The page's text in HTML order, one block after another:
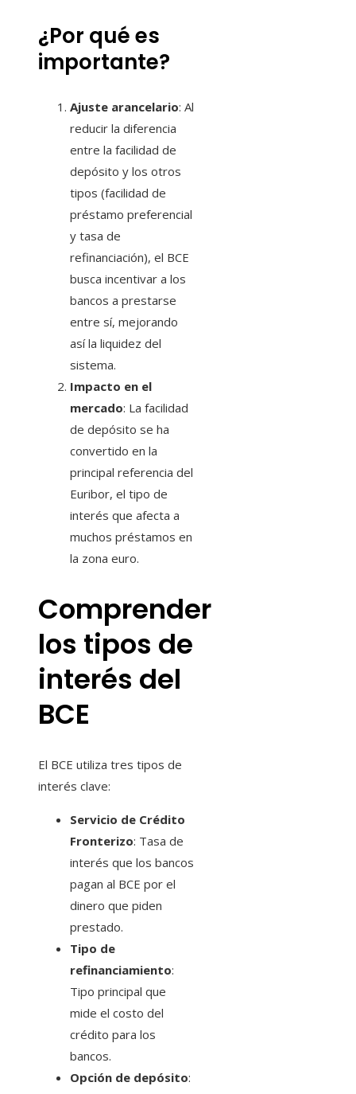
¿Por qué es
importante?
Ajuste arancelario: Al
reducir la diferencia
entre la facilidad de
depósito y los otros
tipos (facilidad de
préstamo preferencial
y tasa de
refinanciación), el BCE
busca incentivar a los
bancos a prestarse
entre sí, mejorando
así la liquidez del
sistema.
Impacto en el
mercado: La facilidad
de depósito se ha
convertido en la
principal referencia del
Euribor, el tipo de
interés que afecta a
muchos préstamos en
la zona euro.
Comprender
los tipos de
interés del
BCE
El BCE utiliza tres tipos de
interés clave:
Servicio de Crédito
Fronterizo: Tasa de
interés que los bancos
pagan al BCE por el
dinero que piden
prestado.
Tipo de
refinanciamiento:
Tipo principal que
mide el costo del
crédito para los
bancos.
Opción de depósito: